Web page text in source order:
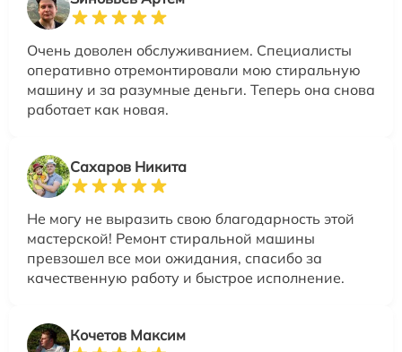
Очень доволен обслуживанием. Специалисты
оперативно отремонтировали мою стиральную
машину и за разумные деньги. Теперь она снова
работает как новая.
Сахаров Никита
Не могу не выразить свою благодарность этой
мастерской! Ремонт стиральной машины
превзошел все мои ожидания, спасибо за
качественную работу и быстрое исполнение.
Кочетов Максим